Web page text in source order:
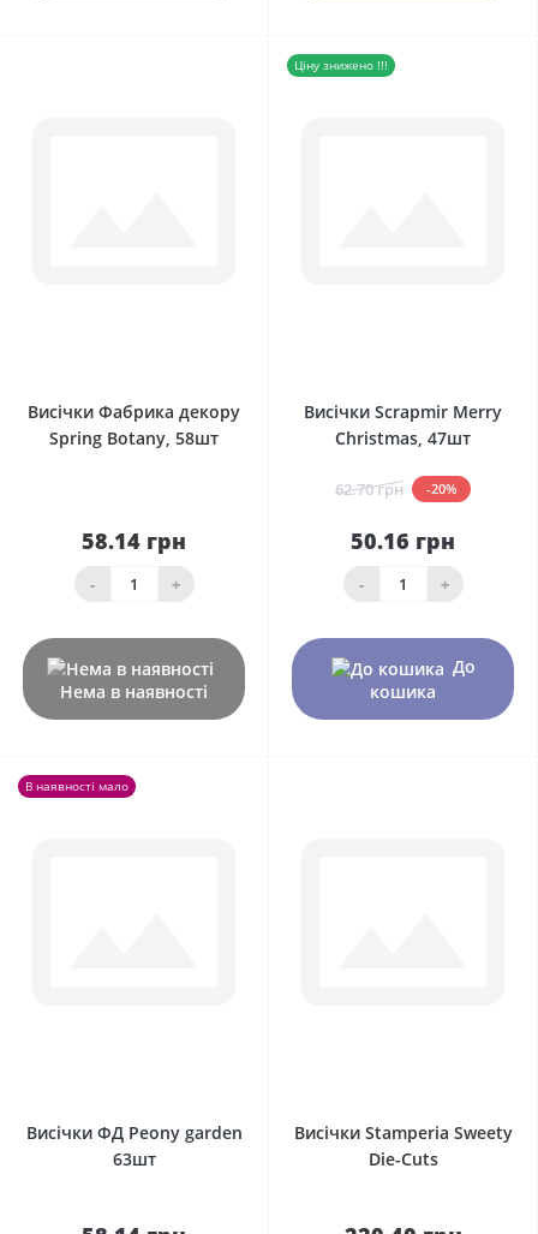
Висічки Фабрика декору
Spring Botany, 58шт
58.14 грн
- +
Нема в наявності
Ціну знижено !!!
Висічки Scrapmir Merry
Christmas, 47шт
62.70 грн -20%
50.16 грн
- +
До
кошика
В наявності мало
Висічки ФД Peony garden
63шт
Висічки Stamperia Sweety
Die-Cuts